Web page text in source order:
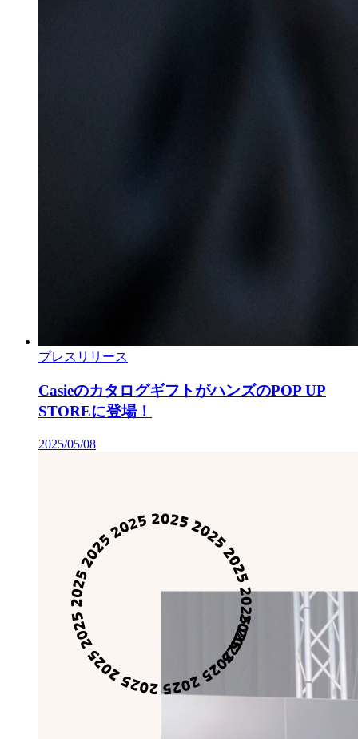
プレスリリース
CasieのカタログギフトがハンズのPOP UP
STOREに登場！
2025/05/08